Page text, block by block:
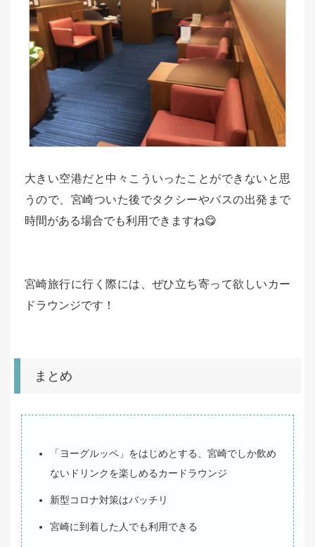
大きい空港だと中々こういったことができないと思
うので、宮崎ついた後でタクシーやバスの出発まで
時間がある場合でも利用できますね😋
宮崎旅行に行く際には、ぜひ立ち寄って欲しいカー
ドラウンジです！
まとめ
「ヨーグルッペ」をはじめとする、宮崎でしか飲め
ないドリンクを楽しめるカードラウンジ
新型コロナ対策はバッチリ
宮崎に到着した人でも利用できる